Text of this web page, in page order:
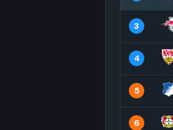
3
4
5
6